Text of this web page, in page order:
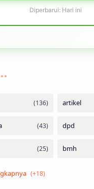
Diperbarui: Hari ini